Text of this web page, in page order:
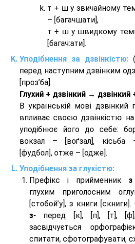
т + ш у звичайному
– [багачшати],
т + ш у швидкому
[багач:ати].
Уподібнення за дзвінкістю:
перед наступним дзвінким
[проз’ба].
Глухий + дзвінкий → дзвінкий
В українській мові
впливає своєю дзвінкістю на
уподібнює його до себе:
вокзал – [воґзал], кісьба
[фудбол], отже – [одже].
Уподібнення за глухістю:
Префікс і прийменник з
глухим приголосним
[стобой’у], з книги
з- перед [к], [п], [т],
засвідчується
спитати, сфотографувати,